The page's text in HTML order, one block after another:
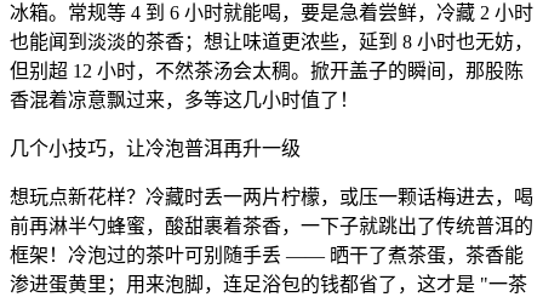
冰箱。常规等 4 到 6 小时就能喝，要是急着尝鲜，冷藏 2 小时
也能闻到淡淡的茶香；想让味道更浓些，延到 8 小时也无妨，
但别超 12 小时，不然茶汤会太稠。掀开盖子的瞬间，那股陈
香混着凉意飘过来，多等这几小时值了！
几个小技巧，让冷泡普洱再升一级
想玩点新花样？冷藏时丢一两片柠檬，或压一颗话梅进去，喝
前再淋半勺蜂蜜，酸甜裹着茶香，一下子就跳出了传统普洱的
框架！冷泡过的茶叶可别随手丢 —— 晒干了煮茶蛋，茶香能
渗进蛋黄里；用来泡脚，连足浴包的钱都省了，这才是 "一茶